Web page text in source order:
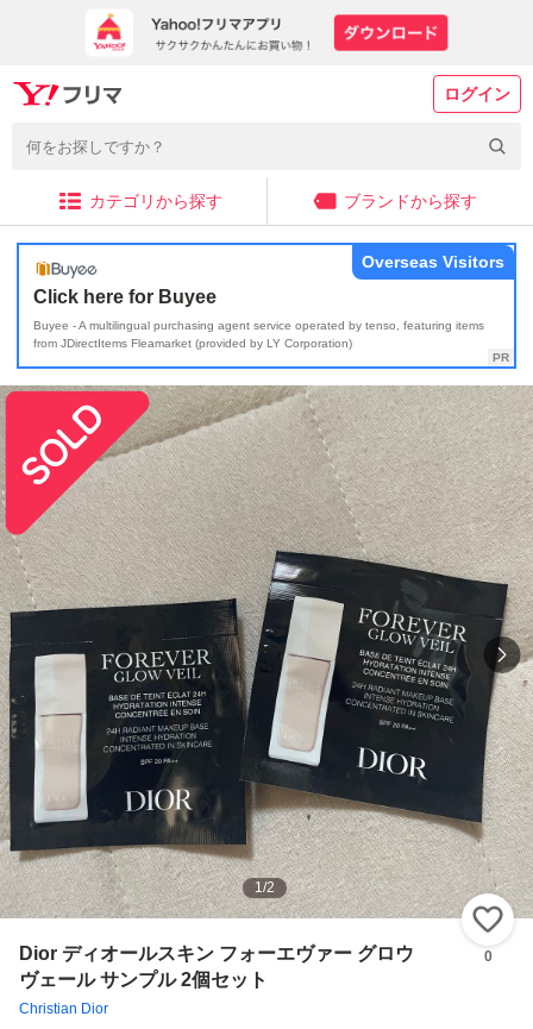
ログイン
カテゴリから探す ブランドから探す
Click here for Buyee
Buyee - A multilingual purchasing agent service operated by tenso, featuring items
from JDirectItems Fleamarket (provided by LY Corporation)
Overseas Visitors
1/2
Dior ディオールスキン フォーエヴァー グロウ
ヴェール サンプル 2個セット
Christian Dior
0